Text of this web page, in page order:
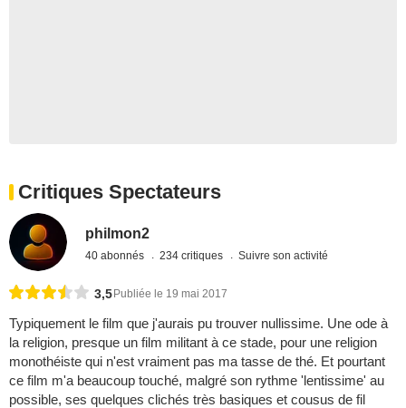
Critiques Spectateurs
philmon2
40 abonnés 234 critiques Suivre son activité
3,5 Publiée le 19 mai 2017
Typiquement le film que j'aurais pu trouver nullissime. Une ode à
la religion, presque un film militant à ce stade, pour une religion
monothéiste qui n'est vraiment pas ma tasse de thé. Et pourtant
ce film m'a beaucoup touché, malgré son rythme 'lentissime' au
possible, ses quelques clichés très basiques et cousus de fil